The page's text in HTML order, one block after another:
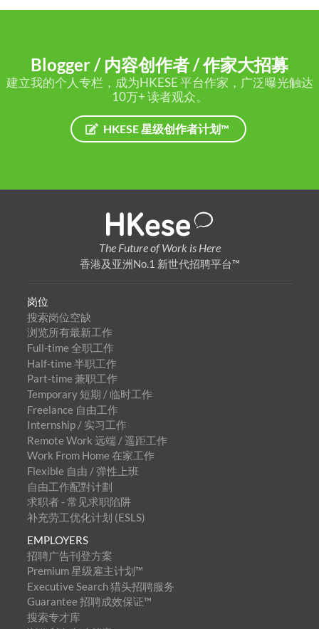
Blogger / 内容创作者 / 作家大招募
建立我的个人专栏，成为HKESE 平台作家，广泛曝光触达
10万+ 读者观众。
HKESE 星级创作者计划™
The Future of Work is Here
香港及亚洲No.1 新世代招聘平台™
岗位
搜索岗位空缺
浏览所有最新工作
Full-time 全职工作
Half-time 半职工作
Part-time 兼职工作
Temporary 短期 / 临时工作
Freelance 自由工作
Internship / 实习工作
Remote Work 远端 / 遥距工作
Work From Home 在家工作
Flexible 自由 / 弹性上班
自由工作配對计劃
求职者 - 常见求职陷阱
补充劳工优化计划 (ESLS)
EMPLOYERS
招聘广告刊登方案
Premium 星级雇主计划™
Executive Search 猎头招聘服务
Guarantee 招聘成效保证™
搜索专才库